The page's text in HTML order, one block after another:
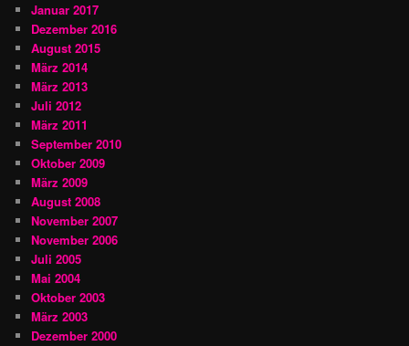
Januar 2017
Dezember 2016
August 2015
März 2014
März 2013
Juli 2012
März 2011
September 2010
Oktober 2009
März 2009
August 2008
November 2007
November 2006
Juli 2005
Mai 2004
Oktober 2003
März 2003
Dezember 2000